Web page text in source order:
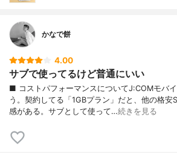
かなで餅
4.00
サブで使ってるけど普通にいい
■ コストパフォーマンスについてJ:COMモバ
う。契約してる「1GBプラン」だと、他の格安
感がある。サブとして使って…続きを見る